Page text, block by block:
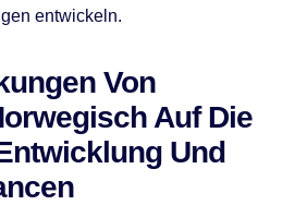
entwickeln.
Von
Auf Die
Und